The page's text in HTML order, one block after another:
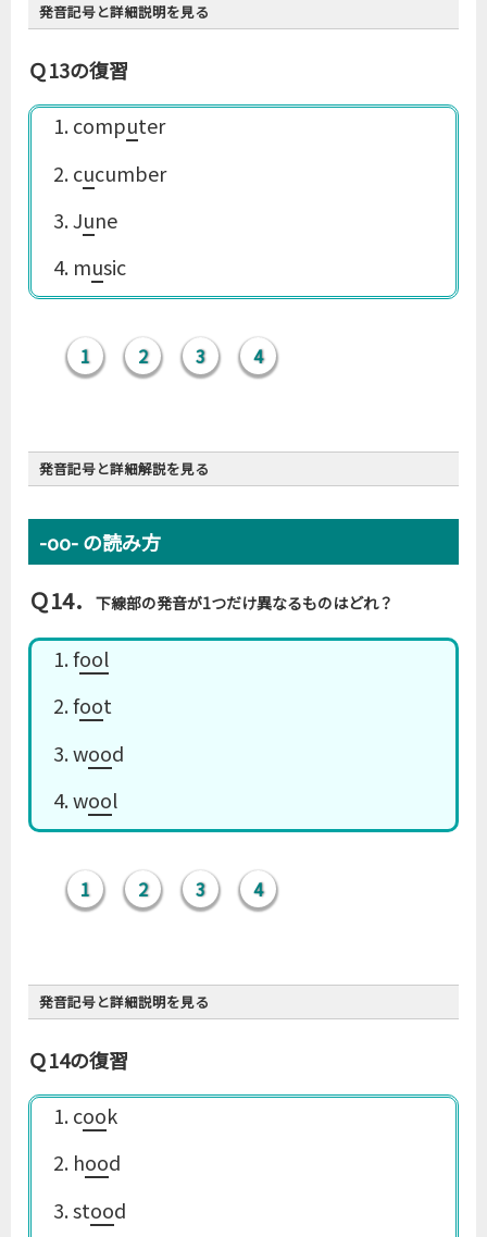
発音記号と詳細説明を見る
ルール13
-u- は原則的に［ʌ］か［juː］で、［u］と［uː］は
u
u
u
Ｑ13の復習
1. computer
2. cucumber
3. June
4. music
1 2 3 4
発音記号と詳細解説を見る
ルール13(再掲)
-u- は原則的に［ʌ］か［juː］で、［u］と［uː］は
例外的
-oo- の読み方
Ｑ14． 下線部の発音が1つだけ異なるものはどれ？
1. fool
2. foot
3. wood
4. wool
1 2 3 4
発音記号と詳細説明を見る
ルール14
-oo- は原則的に［uː］だが、ときどき［u］で、ま
Ｑ14の復習
1. cook
2. hood
3. stood